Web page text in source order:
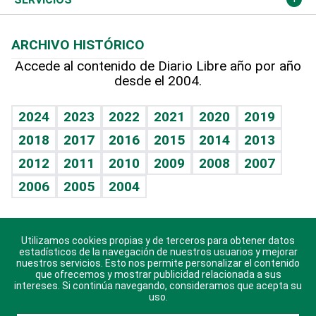
Hablando con el pediatra
Vida y familia
Eñe
Celebrando la vida
Sin complejos
En pocas palabras
Escuchando al corazón
Economía Personal
Línea de hit
TBT Deportivo
Hecho en casa
Guía del dinero
Cumpleaños
Horóscopos
Crucigramas
ARCHIVO HISTÓRICO
Accede al contenido de Diario Libre año por año
desde el 2004.
2024 2023 2022 2021 2020
2019
2018
2017 2016 2015 2014
2013
2012
2011 2010 2009 2008
2007
2006
2005 2004
Descarga nuestras aplicaciones para Android, iOS y
sistema Huawei.
Utilizamos cookies propias y de terceros para obtener datos
estadísticos de la navegación de nuestros usuarios y mejorar
nuestros servicios. Esto nos permite personalizar el contenido
que ofrecemos y mostrar publicidad relacionada a sus
intereses. Si continúa navegando, consideramos que acepta su
uso.